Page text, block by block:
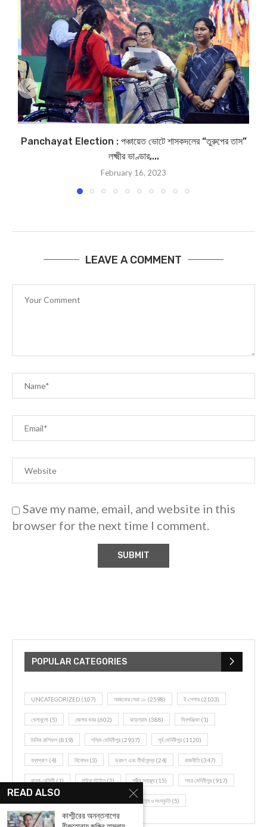
Panchayat Election : পঞ্চায়েত ভোটে শাসকদলের “তুরুপের তাস”
লক্ষ্মীর ভাণ্ডার,...
February 16, 2023
LEAVE A COMMENT
Save my name, email, and website in this
browser for the next time I comment.
POPULAR CATEGORIES
UNCATEGORIZED (107) আজকের সেরা ১০ (2598) ই-পেপার (2103)
খেলাধূলো (5) জেলার খবর (602) ঝাড়গ্রাম (388) দিনপঞ্জিকা (1)
দৈনিক রাশিফল (819) পশ্চিম মেদিনীপুর (2937) পূর্ব মেদিনীপুর (1120)
বন্যপ্রাণ (4) বিনোদন(3) ভ্রমণ এবং তীর্থকেন্দ্র (24) রাজনীতি(347)
রান্না-রেসিপী (1) লাইফ স্টাইল (2) শরীর স্বাস্থ্য (15) শহর মেদিনীপুর (917)
সাহিত্য ও সংস্কৃতি(5)
READ ALSO
কাশ্মীরের অনন্তনাগের